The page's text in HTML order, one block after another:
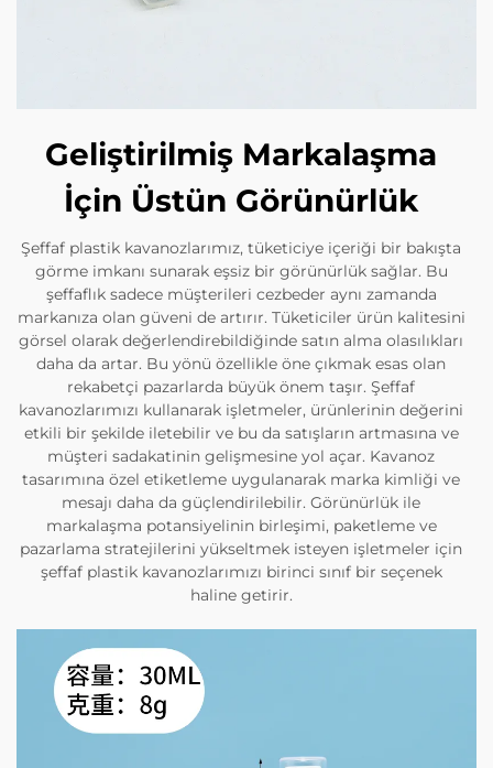
Geliştirilmiş Markalaşma
İçin Üstün Görünürlük
Şeffaf plastik kavanozlarımız, tüketiciye içeriği bir bakışta
görme imkanı sunarak eşsiz bir görünürlük sağlar. Bu
şeffaflık sadece müşterileri cezbeder aynı zamanda
markanıza olan güveni de artırır. Tüketiciler ürün kalitesini
görsel olarak değerlendirebildiğinde satın alma olasılıkları
daha da artar. Bu yönü özellikle öne çıkmak esas olan
rekabetçi pazarlarda büyük önem taşır. Şeffaf
kavanozlarımızı kullanarak işletmeler, ürünlerinin değerini
etkili bir şekilde iletebilir ve bu da satışların artmasına ve
müşteri sadakatinin gelişmesine yol açar. Kavanoz
tasarımına özel etiketleme uygulanarak marka kimliği ve
mesajı daha da güçlendirilebilir. Görünürlük ile
markalaşma potansiyelinin birleşimi, paketleme ve
pazarlama stratejilerini yükseltmek isteyen işletmeler için
şeffaf plastik kavanozlarımızı birinci sınıf bir seçenek
haline getirir.